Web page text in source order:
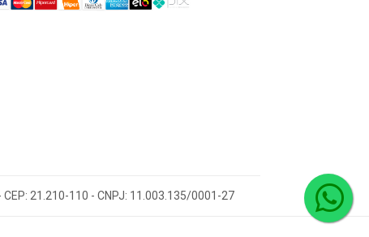
21.210-110 - CNPJ: 11.003.135/0001-27